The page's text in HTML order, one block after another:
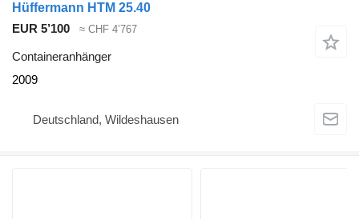
Hüffermann HTM 25.40
EUR 5’100
≈ CHF 4’767
Containeranhänger
2009
Deutschland, Wildeshausen